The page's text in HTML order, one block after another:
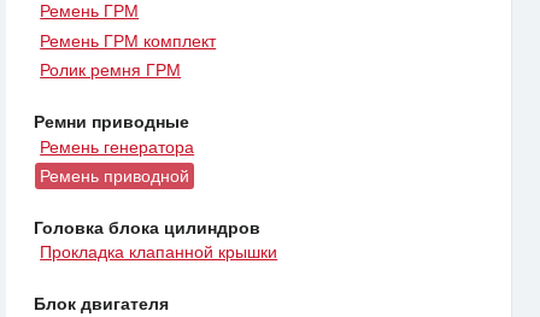
Ремень ГРМ
Ремень ГРМ комплект
Ролик ремня ГРМ
Ремни приводные
Ремень генератора
Ремень приводной
Головка блока цилиндров
Прокладка клапанной крышки
Блок двигателя